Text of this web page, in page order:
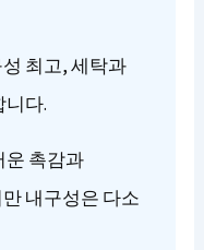
최고, 세탁과
니다.
운 촉감과
내구성은 다소